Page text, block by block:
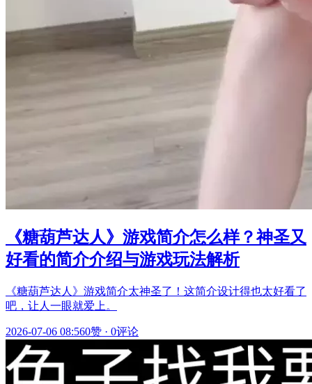
《糖葫芦达人》游戏简介怎么样？神圣又
好看的简介介绍与游戏玩法解析
《糖葫芦达人》游戏简介太神圣了！这简介设计得也太好看了
吧，让人一眼就爱上。
2026-07-06 08:560赞 · 0评论